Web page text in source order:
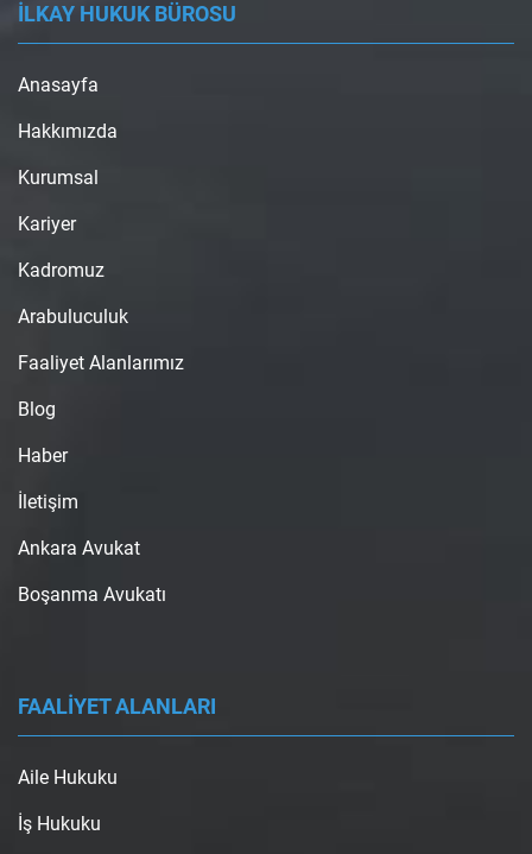
İLKAY HUKUK BÜROSU
Anasayfa
Hakkımızda
Kurumsal
Kariyer
Kadromuz
Arabuluculuk
Faaliyet Alanlarımız
Blog
Haber
İletişim
Ankara Avukat
Boşanma Avukatı
FAALİYET ALANLARI
Aile Hukuku
İş Hukuku